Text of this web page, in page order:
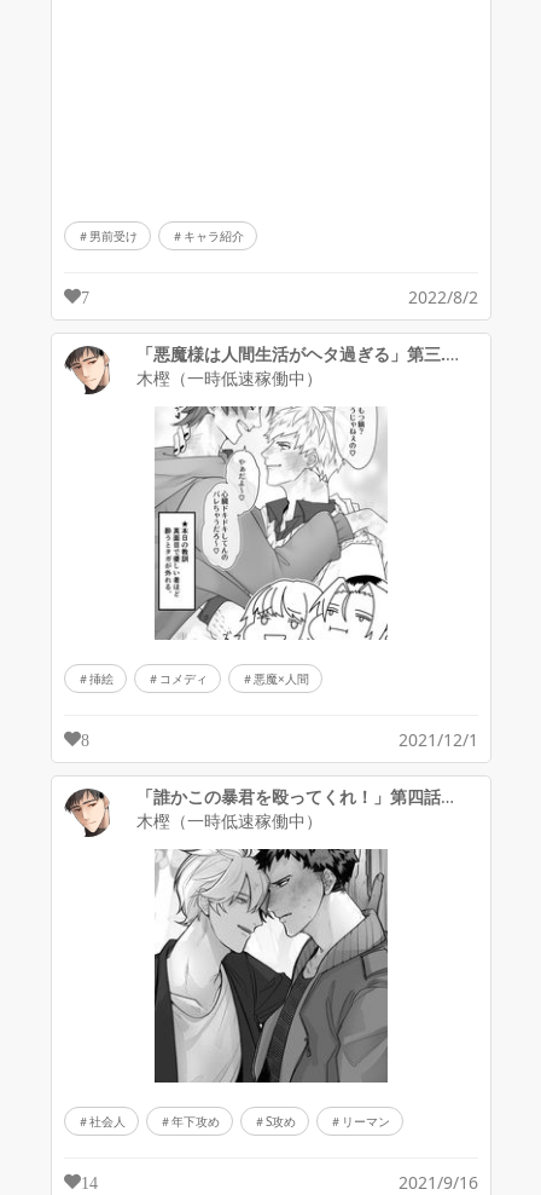
男前受け キャラ紹介
7 2022/8/2
「悪魔様は人間生活がヘタ過ぎる」第三.五話の酔いどれ挿絵
木樫（一時低速稼働中）
挿絵 コメディ 悪魔×人間
8 2021/12/1
「誰かこの暴君を殴ってくれ！」第四話・Ｐ１９挿絵
木樫（一時低速稼働中）
社会人 年下攻め S攻め リーマン
14 2021/9/16